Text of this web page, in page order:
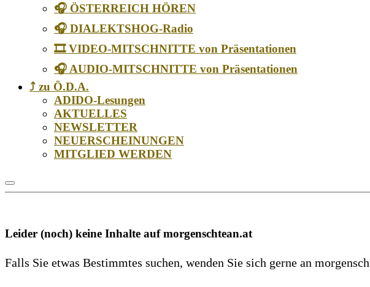
🎧 ÖSTERREICH HÖREN
🎧 DIALEKTSHOG-Radio
🎞️ VIDEO-MITSCHNITTE von Präsentationen
🎧 AUDIO-MITSCHNITTE von Präsentationen
⤴️ zu Ö.D.A.
ADIDO-Lesungen
AKTUELLES
NEWSLETTER
NEUERSCHEINUNGEN
MITGLIED WERDEN
Leider (noch) keine Inhalte auf morgenschtean.at
Falls Sie etwas Bestimmtes suchen, wenden Sie sich gerne an